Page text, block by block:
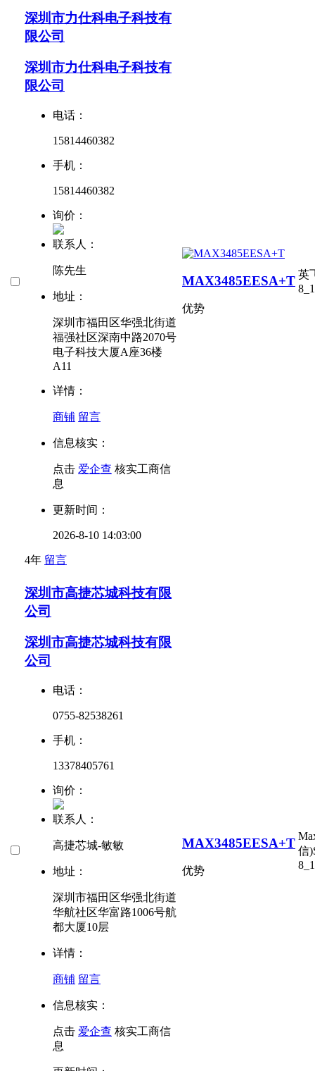
深圳市力仕科电子科技有
限公司
深圳市力仕科电子科技有
限公司
电话：
15814460382
手机：
15814460382
询价：
联系人：
陈先生
地址：
深圳市福田区华强北街道
福强社区深南中路2070号
电子科技大厦A座36楼
A11
详情：
商铺 留言
信息核实：
点击 爱企查 核实工商信
息
更新时间：
2026-8-10 14:03:00
4年 留言
MAX3485EESA+T
优势
英
深圳市高捷芯城科技有限
公司
深圳市高捷芯城科技有限
公司
电话：
0755-82538261
手机：
13378405761
询价：
联系人：
高捷芯城-敏敏
地址：
深圳市福田区华强北街道
华航社区华富路1006号航
都大厦10层
详情：
商铺 留言
信息核实：
点击 爱企查 核实工商信
息
MAX3485EESA+T
优势
信)